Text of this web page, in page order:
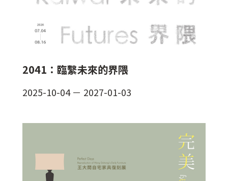
2041：臨繫未來的界隈
2025-10-04－ 2027-01-03